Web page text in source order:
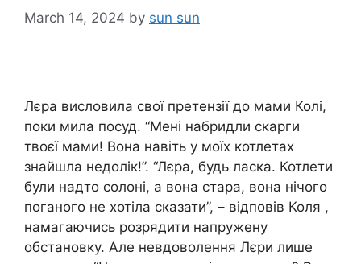
March 14, 2024 by sun sun
Лєра висловила свої претензії до мами Колі,
поки мила посуд. “Мені набридли скарги
твоєї мами! Вона навіть у моїх котлетах
знайшла недолік!”. “Лєра, будь ласка. Котлети
були надто солоні, а вона стара, вона нічого
поганого не хотіла сказати”, – відповів Коля ,
намагаючись розрядити напружену
обстановку. Але невдоволення Лєри лише